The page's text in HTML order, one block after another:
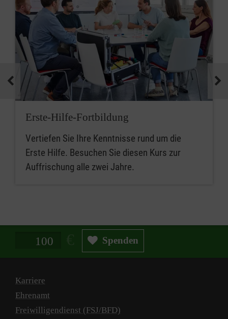
Erste-Hilfe-Fortbildung
Vertiefen Sie Ihre Kenntnisse rund um die
Erste Hilfe. Besuchen Sie diesen Kurs zur
Auffrischung alle zwei Jahre.
Spendenbetrag in Euro Spenden
Karriere
Ehrenamt
Freiwilligendienst (FSJ/BFD)